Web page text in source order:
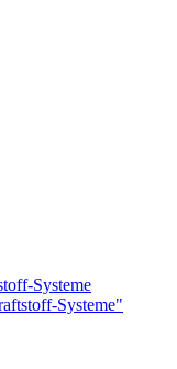
Systeme
Systeme"